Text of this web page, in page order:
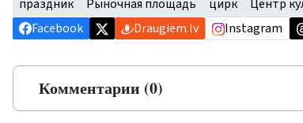
праздник Рыночная площадь цирк
Центр
Facebook
Draugiem.lv Instagram
Комментарии (0)